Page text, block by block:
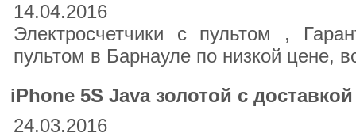
14.04.2016
Электросчетчики с пультом ,
пультом в Барнауле по низкой цене,
iPhone 5S Java золотой с доставкой
24.03.2016